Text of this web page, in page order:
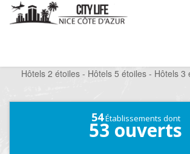
Hôtels 2 étoiles - Hôtels 5 étoiles - Hôtels 3
54Établissements dont
53 ouverts